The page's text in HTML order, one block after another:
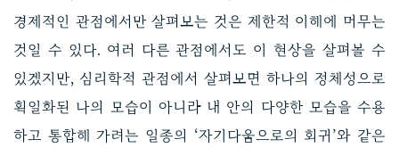
경제적인 관점에서만 살펴보는 것은 제한적 이해에 머무는
것일 수 있다. 여러 다른 관점에서도 이 현상을 살펴볼 수
있겠지만, 심리학적 관점에서 살펴보면 하나의 정체성으로
획일화된 나의 모습이 아니라 내 안의 다양한 모습을 수용
하고 통합해 가려는 일종의 ‘자기다움으로의 회귀’와 같은